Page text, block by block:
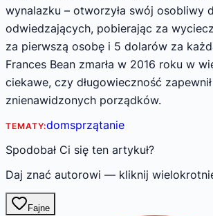
wynalazku – otworzyła swój osobliwy
odwiedzających, pobierając za
za pierwszą osobę i 5 dolarów za
Frances Bean zmarła w 2016 roku w
ciekawe, czy długowieczność
znienawidzonych porządków.
TEMATY:domsprzątanie
Spodobał Ci się ten artykuł?
Daj znać autorowi — kliknij
Fajne